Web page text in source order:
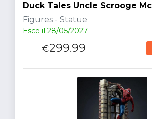
Duck Tales Uncle Scrooge
Figures - Statue
Esce il 28/05/2027
€299.99